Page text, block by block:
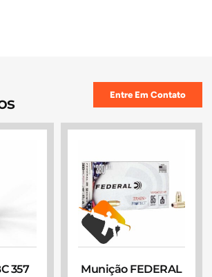
Entre Em Contato
357
Munição FEDERAL